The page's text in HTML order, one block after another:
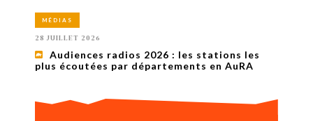
MÉDIAS
28 JUILLET 2026
Audiences radios 2026 : les stations les
plus écoutées par départements en AuRA